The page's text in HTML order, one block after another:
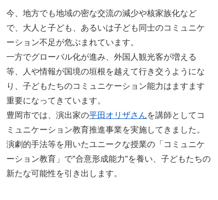
今、地方でも地域の密な交流の減少や核家族化など
で、大人と子ども、あるいは子ども同士のコミュニケ
ーション不足が危ぶまれています。
一方でグローバル化が進み、外国人観光客が増える
等、人や情報が国境の垣根を越えて行き交うようにな
り、子どもたちのコミュニケーション能力はますます
重要になってきています。
豊岡市では、演出家の平田オリザさんを講師としてコ
ミュニケーション教育推進事業を実施してきました。
演劇的手法等を用いたユニークな授業の「コミュニケ
ーション教育」で”合意形成能力”を養い、子どもたちの
新たな可能性を引き出します。